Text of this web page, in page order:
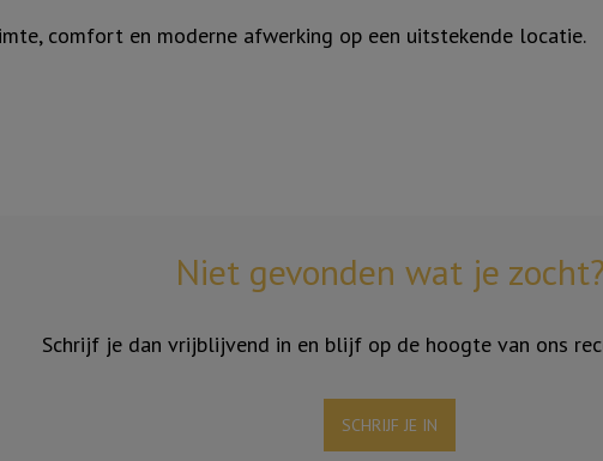
comfort en moderne afwerking op een uitstekende locatie.
Niet gevonden wat je zocht?
Schrijf je dan vrijblijvend in en blijf op de hoogte van ons
SCHRIJF JE IN